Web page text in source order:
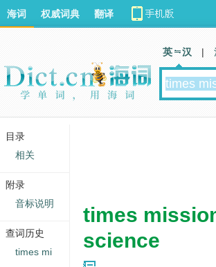
times
science
海词 权威词典 翻译
英 汉 |
目录
相关
附录
音标说明
查词历史
times mi